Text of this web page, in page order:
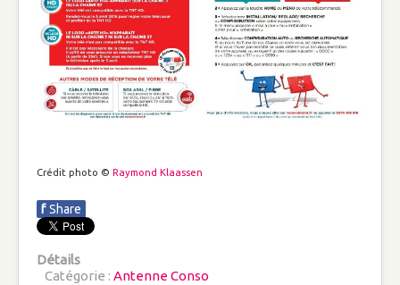
Arnaque aux téléphones
Communiqués de presse
Société
PMA: le CCNE au mépris du réel
L’avortement reste un drame
fondamental
Le divorce n'est pas une fatalité : Arrêtons
Education
Crédit photo © Raymond Klaassen
f Share
Détails
Catégorie : Antenne Conso